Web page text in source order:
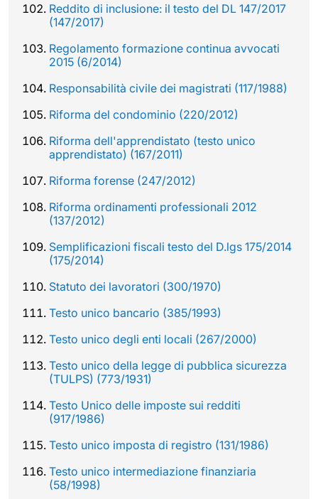
Reddito di inclusione: il testo del DL 147/2017
(147/2017)
Regolamento formazione continua avvocati
2015 (6/2014)
Responsabilità civile dei magistrati (117/1988)
Riforma del condominio (220/2012)
Riforma dell'apprendistato (testo unico
apprendistato) (167/2011)
Riforma forense (247/2012)
Riforma ordinamenti professionali 2012
(137/2012)
Semplificazioni fiscali testo del D.lgs 175/2014
(175/2014)
Statuto dei lavoratori (300/1970)
Testo unico bancario (385/1993)
Testo unico degli enti locali (267/2000)
Testo unico della legge di pubblica sicurezza
(TULPS) (773/1931)
Testo Unico delle imposte sui redditi
(917/1986)
Testo unico imposta di registro (131/1986)
Testo unico intermediazione finanziaria
(58/1998)